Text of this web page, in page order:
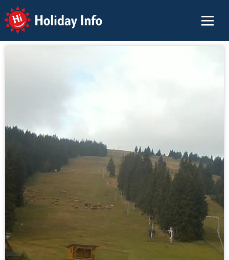
Holiday Info